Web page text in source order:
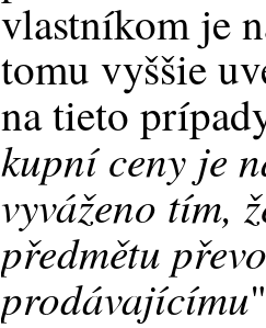
vlastníkom je
tomu vyššie
na tieto
kupní ceny je
vyváženo tím,
předmětu
prodávajícímu